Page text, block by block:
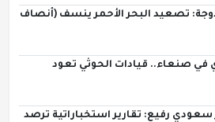
تصعيد البحر الأحمر ينسف (أنصاف
في صنعاء.. قيادات الحوثي تعود
سعودي رفيع: تقارير استخباراتية ترصد